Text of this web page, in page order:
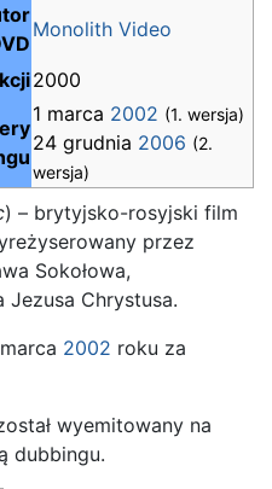
Monolith Video
2000
1 marca 2002 (1. wersja)
24 grudnia 2006 (2.
wersja)
) – brytyjsko-rosyjski film
przez
Sokołowa,
Chrystusa.
2002 roku za
wyemitowany na
dubbingu.